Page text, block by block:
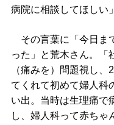
病院に相談してほしい」
その言葉に「今日ま
った」と荒木さん。「
（痛みを）問題視し
てくれて初めて婦人科
い出。当時は生理痛で
し、婦人科って赤ちゃ